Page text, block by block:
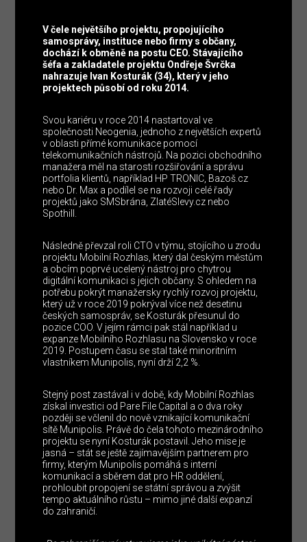
V čele největšího projektu, propojujícího
samosprávy, instituce nebo firmy s občany,
dochází k obměně na postu CEO. Stávajícího
šéfa a zakladatele projektu Ondřeje Švrčka
nahrazuje Ivan Kosturák (34), který v jeho
projektech působí od roku 2014.
Svou kariéru v roce 2014 nastartoval ve
společnosti Neogenia, jednoho z největších expertů
v oblasti přímé komunikace pomocí
telekomunikačních nástrojů. Na pozici obchodního
manažera měl na starosti rozšiřování a správu
portfolia klientů, například HP TRONIC, Bazoš.cz
nebo Dr. Max a podílel se na rozvoji celé řady
projektů jako SMSbrána, ZlatéSlevy.cz nebo
Spothill.
Následně převzal roli CTO v týmu, stojícího u zrodu
projektu Mobilní Rozhlas, který dal českým městům
a obcím poprvé ucelený nástroj pro chytrou
digitální komunikaci s jejich občany. S ohledem na
potřebu pokrýt manažersky rychlý rozvoj projektu,
který už v roce 2019 pokrýval více než desetinu
českých samospráv, se Kosturák přesunul do
pozice COO. V jejím rámci pak stál například u
expanze Mobilního Rozhlasu na Slovensko v roce
2019. Postupem času se stal také minoritním
vlastníkem Munipolis, nyní drží 2,2 %.
Stejný post zastával i v době, kdy Mobilní Rozhlas
získal investici od Pare File Capital a o dva roky
později se včlenil do nově vznikající komunikační
sítě Munipolis. Právě do čela tohoto mezinárodního
projektu se nyní Kosturák postavil. Jeho mise je
jasná – stát se ještě zajímavějším partnerem pro
firmy, kterým Munipolis pomáhá s interní
komunikací a sběrem dat pro HR oddělení,
prohloubit propojení se státní správou a zvýšit
tempo aktuálního růstu – mimo jiné další expanzí
do zahraničí.